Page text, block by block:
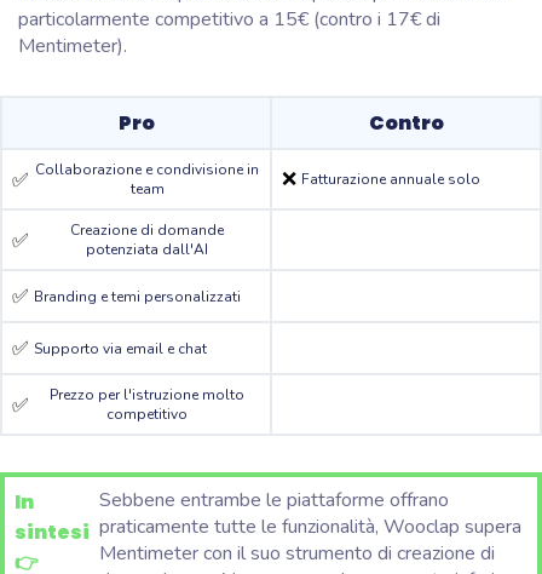
particolarmente competitivo a 15€ (contro i 17€ di
Mentimeter).
Pro Contro
✅ Collaborazione e condivisione in
team
❌ Fatturazione annuale solo
✅
Creazione di domande
potenziata dall'AI
✅ Branding e temi personalizzati
✅ Supporto via email e chat
✅
Prezzo per l'istruzione molto
competitivo
In
sintesi
👉
Sebbene entrambe le piattaforme offrano
praticamente tutte le funzionalità, Wooclap supera
Mentimeter con il suo strumento di creazione di